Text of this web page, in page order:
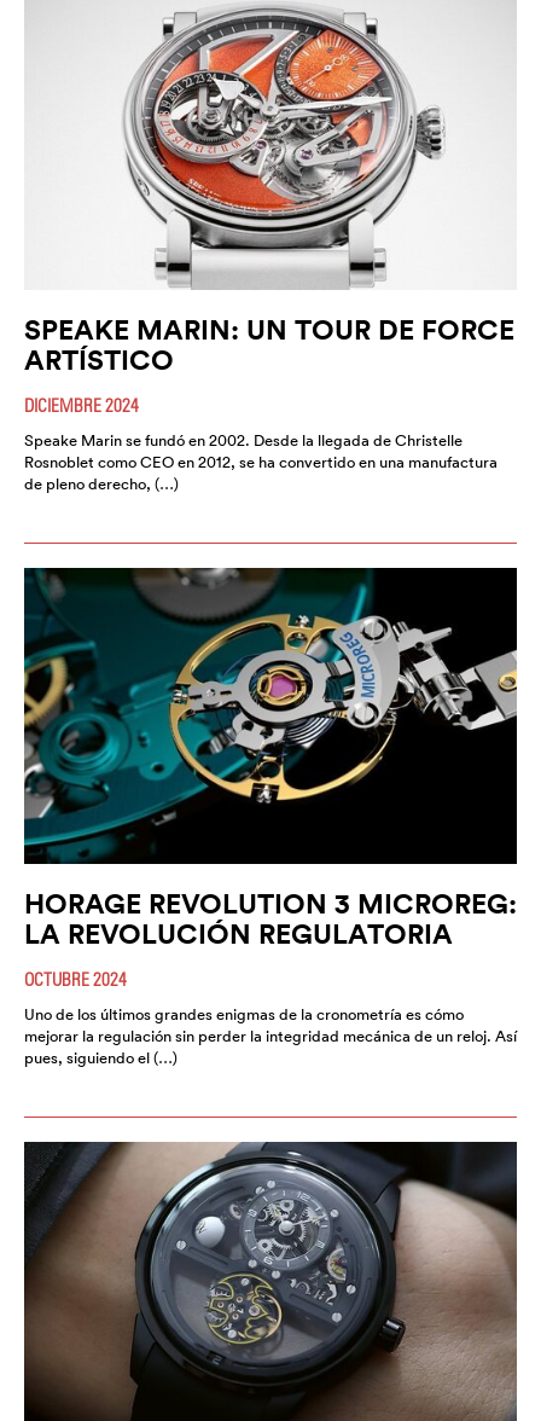
SPEAKE MARIN: UN TOUR DE FORCE
ARTÍSTICO
DICIEMBRE 2024
Speake Marin se fundó en 2002. Desde la llegada de Christelle
Rosnoblet como CEO en 2012, se ha convertido en una manufactura
de pleno derecho, (…)
HORAGE REVOLUTION 3 MICROREG:
LA REVOLUCIÓN REGULATORIA
OCTUBRE 2024
Uno de los últimos grandes enigmas de la cronometría es cómo
mejorar la regulación sin perder la integridad mecánica de un reloj. Así
pues, siguiendo el (…)